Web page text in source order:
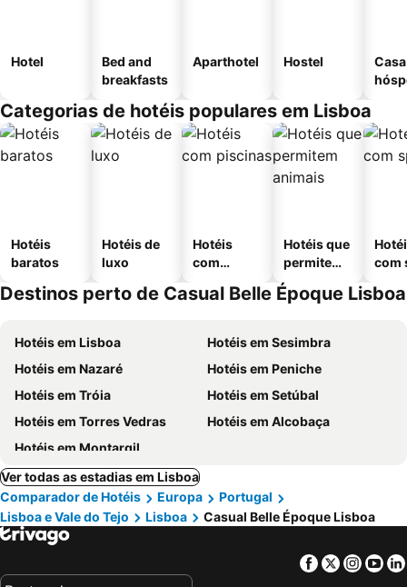
Hotel
Bed and
breakfasts
Aparthotel Hostel
Categorias de hotéis populares em Lisboa
Hotéis
baratos
Hotéis de
luxo
Hotéis
com
Hotéis que
permitem
animais
com
Destinos perto de Casual Belle Époque Lisboa
Hotéis em Lisboa
Hotéis em Sesimbra
Hotéis em Nazaré
Hotéis em Peniche
Hotéis em Tróia
Hotéis em Setúbal
Hotéis em Torres Vedras
Hotéis em Alcobaça
Hotéis em Montargil
Ver todas as estadias em Lisboa
Comparador de Hotéis
Europa
Portugal
Lisboa e Vale do Tejo
Lisboa Casual Belle Époque Lisboa
Facebook
Twitter